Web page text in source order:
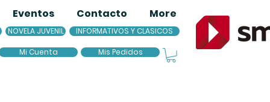
Eventos Contacto More
NOVELA JUVENIL INFORMATIVOS Y CLASICOS
Mi Cuenta Mis Pedidos